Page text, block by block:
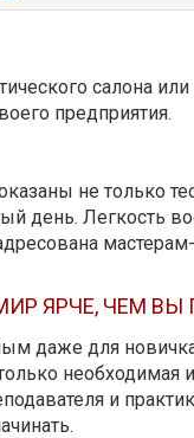
салона
предприятия.
не только
Легкость
ЯРЧЕ, ЧЕМ ВЫ
даже для
необходимая
и